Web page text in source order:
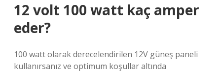
12 volt 100 watt kaç amper
eder?
100 watt olarak derecelendirilen 12V güneş paneli
kullanırsanız ve optimum koşullar altında